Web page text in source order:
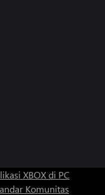
XBOX di PC
Komunitas